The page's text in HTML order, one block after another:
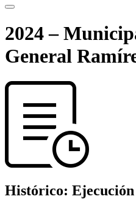
2024 –
General
Histórico: